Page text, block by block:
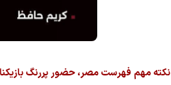
نکته مهم فهرست مصر، حضور پررنگ